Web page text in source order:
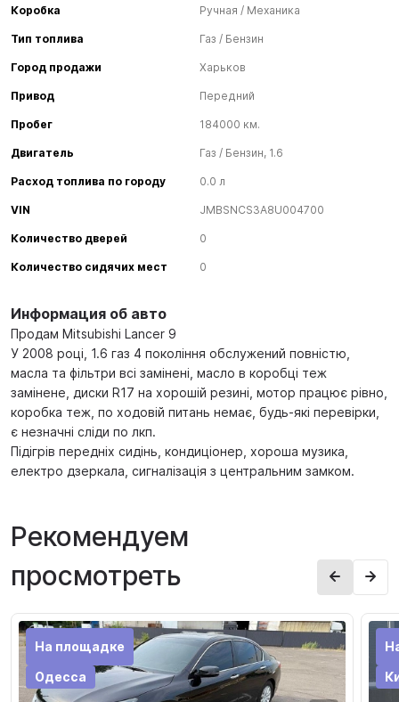
Информация об авто
Продам Mitsubishi Lancer 9
У 2008 році, 1.6 газ 4 покоління обслужений повністю,
масла та фільтри всі замінені, масло в коробці теж
замінене, диски R17 на хорошій резині, мотор працює рівно,
коробка теж, по ходовій питань немає, будь-які перевірки,
є незначні сліди по лкп.
Підігрів передніх сидінь, кондиціонер, хороша музика,
електро дзеркала, сигналізація з центральним замком.
Коробка Ручная / Механика
Тип топлива Газ / Бензин
Город продажи Харьков
Привод Передний
Пробег 184000 км.
Двигатель Газ / Бензин, 1.6
Расход топлива по городу 0.0 л
VIN JMBSNCS3A8U004700
Количество дверей 0
Количество сидячих мест 0
Рекомендуем
просмотреть
На площадке
Одесса